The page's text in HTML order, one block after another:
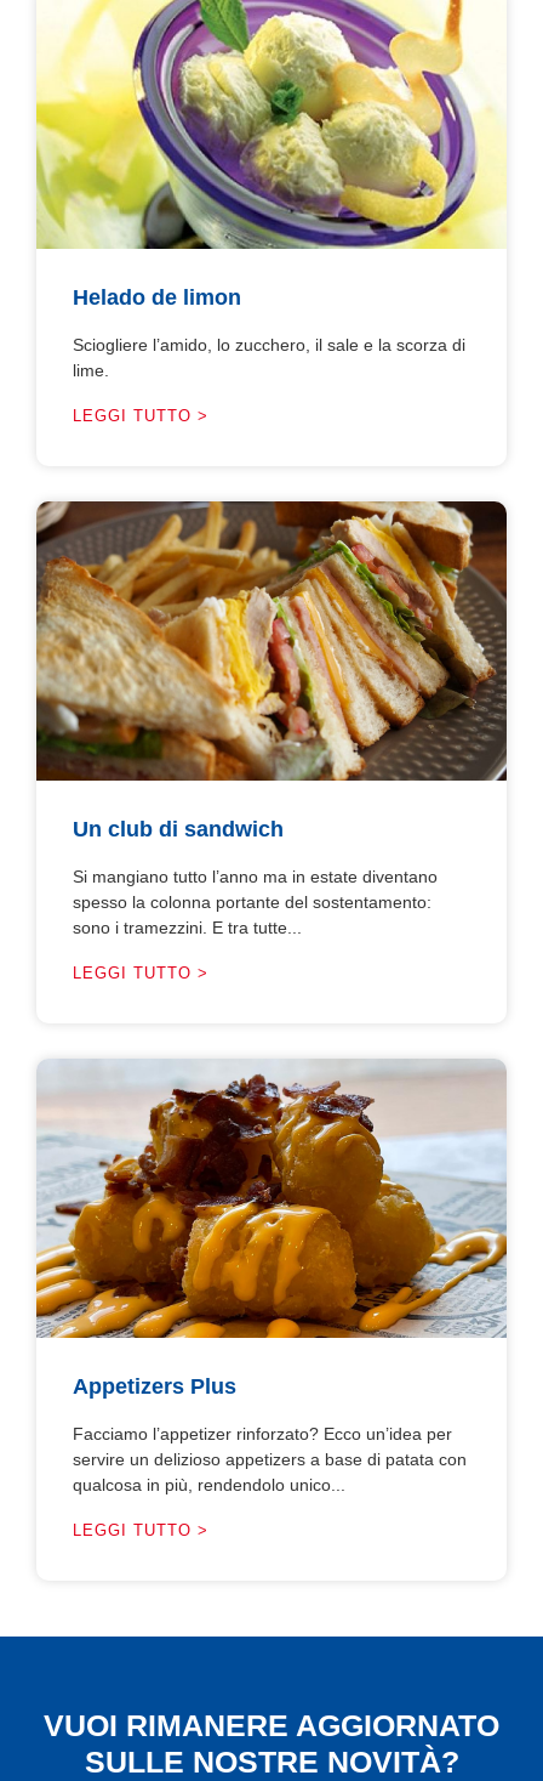
Helado de limon
Sciogliere l’amido, lo zucchero, il sale e la scorza di
lime.
LEGGI TUTTO >
Un club di sandwich
Si mangiano tutto l’anno ma in estate diventano
spesso la colonna portante del sostentamento:
sono i tramezzini. E tra tutte...
LEGGI TUTTO >
Appetizers Plus
Facciamo l’appetizer rinforzato? Ecco un’idea per
servire un delizioso appetizers a base di patata con
qualcosa in più, rendendolo unico...
LEGGI TUTTO >
VUOI RIMANERE AGGIORNATO
SULLE NOSTRE NOVITÀ?